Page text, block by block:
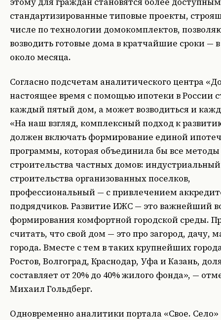
стандартизированные типовые проекты,
числе по технологии домокомплектов,
возводить готовые дома в кратчайшие сроки —
около месяца.
Согласно подсчетам аналитического центра
настоящее время c помощью ипотеки в России
каждый пятый дом, а может возводиться и
«На наш взгляд, комплексный подход к
должен включать формирование единой
программы, которая объединила бы все методы
строительства частных домов:
строительства организованных поселков,
профессиональный — с привлечением
подрядчиков. Развитие ИЖС — это важнейший
формирования комфортной городской среды.
считать, что свой дом — это про загород, дачу,
города. Вместе с тем в таких крупнейших
Ростов, Волгоград, Краснодар, Уфа и Казань,
составляет от 20% до 40% жилого фонда», —
Михаил Гольдберг.
Одновременно аналитики портала «Свое. Село»